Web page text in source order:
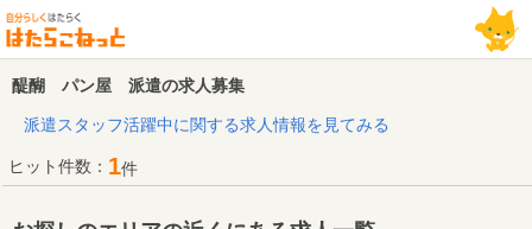
醍醐 パン屋 派遣の求人募集
派遣スタッフ活躍中に関する求人情報を見てみる
ヒット件数： 1件